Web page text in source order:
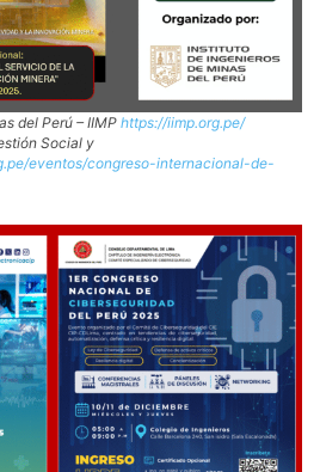
del Perú – IIMP https://iimp.org.pe/
Social y
eventos/congreso-internacional-de-